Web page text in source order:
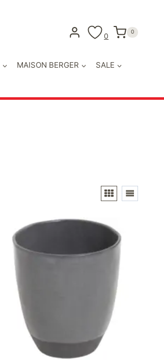
0 0
MAISON BERGER SALE